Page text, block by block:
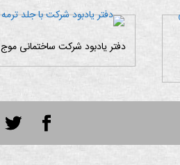
دفتر یادبود شرکت ساختمانی موج